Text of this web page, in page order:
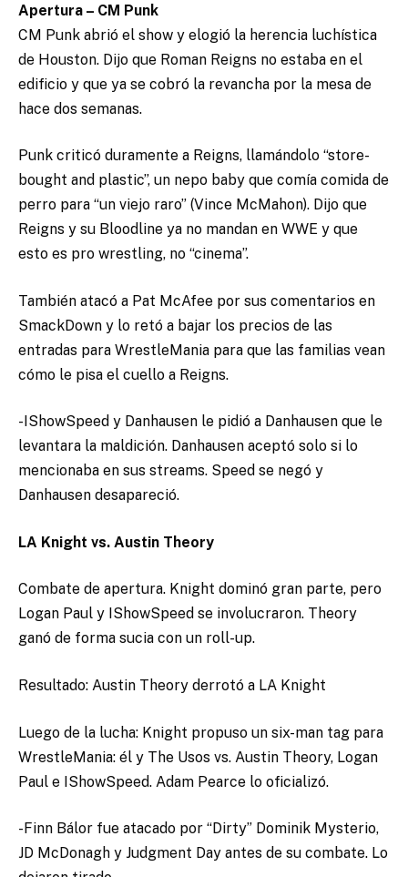
Apertura – CM Punk
CM Punk abrió el show y elogió la herencia luchística
de Houston. Dijo que Roman Reigns no estaba en el
edificio y que ya se cobró la revancha por la mesa de
hace dos semanas.
Punk criticó duramente a Reigns, llamándolo “store-
bought and plastic”, un nepo baby que comía comida de
perro para “un viejo raro” (Vince McMahon). Dijo que
Reigns y su Bloodline ya no mandan en WWE y que
esto es pro wrestling, no “cinema”.
También atacó a Pat McAfee por sus comentarios en
SmackDown y lo retó a bajar los precios de las
entradas para WrestleMania para que las familias vean
cómo le pisa el cuello a Reigns.
-IShowSpeed y Danhausen le pidió a Danhausen que le
levantara la maldición. Danhausen aceptó solo si lo
mencionaba en sus streams. Speed se negó y
Danhausen desapareció.
LA Knight vs. Austin Theory
Combate de apertura. Knight dominó gran parte, pero
Logan Paul y IShowSpeed se involucraron. Theory
ganó de forma sucia con un roll-up.
Resultado: Austin Theory derrotó a LA Knight
Luego de la lucha: Knight propuso un six-man tag para
WrestleMania: él y The Usos vs. Austin Theory, Logan
Paul e IShowSpeed. Adam Pearce lo oficializó.
-Finn Bálor fue atacado por “Dirty” Dominik Mysterio,
JD McDonagh y Judgment Day antes de su combate. Lo